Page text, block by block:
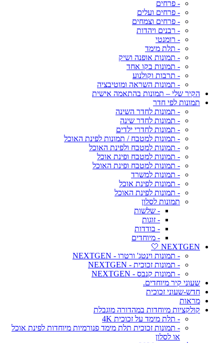
- פרחים
- פרחים ועלים
- פרחים וצמחים
- רבנים ויהדות
- רומנטי
- תלת מימד
- תמונות אופנה ושיק
- תמונות בקו אחד
- תרבות וקולנוע
- תמונות השראה ומוטיבציה
הקיר שלי – תמונות בהתאמה אישית
תמונות לפי חדר
- תמונות לחדר השינה
- תמונות לחדר שינה
- תמונות לחדרי ילדים
- תמונות למטבח / תמונות לפינת האוכל
- תמונות למטבח ולפינת האוכל
- תמונות למטבח ופינת אוכל
- תמונות למטבח ופינת האוכל
- תמונות למשרד
- תמונות לפינת אוכל
- תמונות לפינת האוכל
תמונות לסלון
- שלשות
- זוגות
- בודדות
- מיוחדים
NEXTGEN 🤍
- תמונות וינטג' ורטרו - NEXTGEN
- תמונות זכוכית - NEXTGEN
- תמונות קנבס - NEXTGEN
שעוני קיר מיוחדים.
חדש-שעוני זכוכית
מראות
קולקציות מיוחדות במהדורה מוגבלת
- תלת מימד על זכוכית 4K
- תמונות זכוכית תלת מימד פנורמיות מיוחדות לפינת אוכל
או לסלון